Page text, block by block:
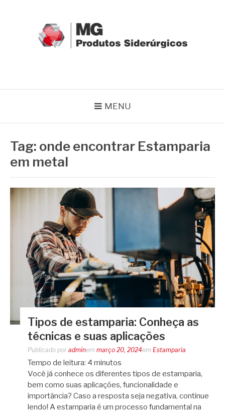
MENU
Tag: onde encontrar Estamparia
em metal
Tipos de estamparia: Conheça as
técnicas e suas aplicações
Publicado por adminem março 20, 2024em Estamparia
Tempo de leitura: 4 minutos
Você já conhece os diferentes tipos de estamparia,
bem como suas aplicações, funcionalidade e
importância? Caso a resposta seja negativa, continue
lendo! A estamparia é um processo fundamental na